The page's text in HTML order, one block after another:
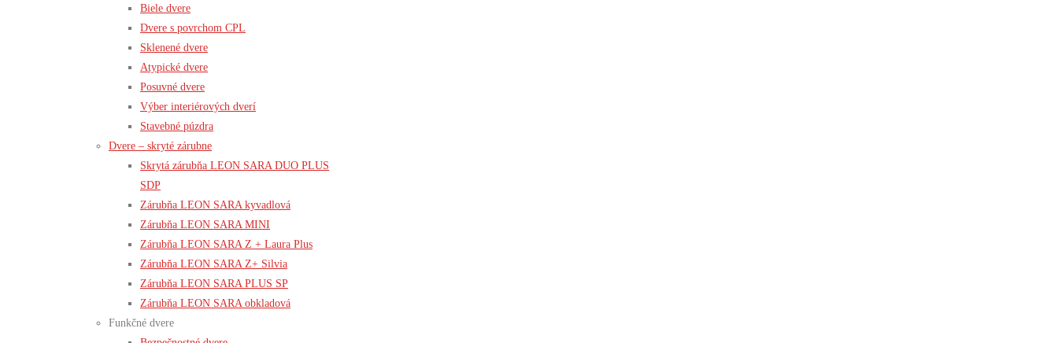
Biele dvere
Dvere s povrchom CPL
Sklenené dvere
Atypické dvere
Posuvné dvere
Výber interiérových dverí
Stavebné púzdra
Dvere – skryté zárubne
Skrytá zárubňa LEON SARA DUO PLUS
SDP
Zárubňa LEON SARA kyvadlová
Zárubňa LEON SARA MINI
Zárubňa LEON SARA Z + Laura Plus
Zárubňa LEON SARA Z+ Silvia
Zárubňa LEON SARA PLUS SP
Zárubňa LEON SARA obkladová
Funkčné dvere